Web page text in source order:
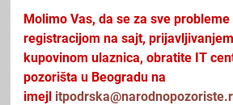
Molimo Vas, da se za sve
registracijom na sajt,
kupovinom ulaznica, obratite IT
pozorišta u Beogradu na
imejl